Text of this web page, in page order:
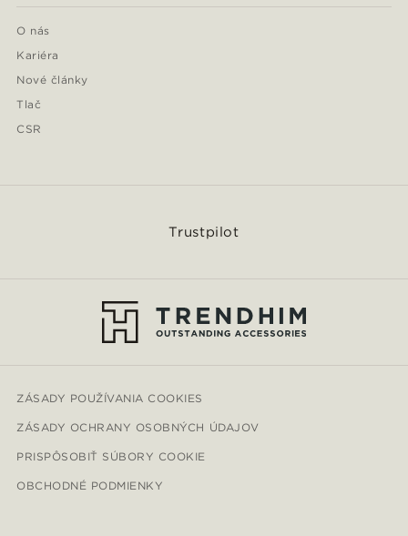
O nás
Kariéra
Nové články
Tlač
CSR
Trustpilot
ZÁSADY POUŽÍVANIA COOKIES
ZÁSADY OCHRANY OSOBNÝCH ÚDAJOV
PRISPÔSOBIŤ SÚBORY COOKIE
OBCHODNÉ PODMIENKY